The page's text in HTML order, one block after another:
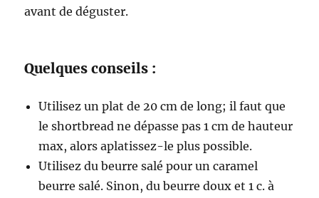
avant de déguster.
Quelques conseils :
Utilisez un plat de 20 cm de long; il faut que
le shortbread ne dépasse pas 1 cm de hauteur
max, alors aplatissez-le plus possible. ⁣⁣
Utilisez du beurre salé pour un caramel
beurre salé. Sinon, du beurre doux et 1 c. à